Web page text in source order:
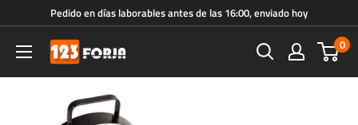
directamente
contenido
Pedido en días laborables antes de las 16:00, enviado hoy
123forja.es 0